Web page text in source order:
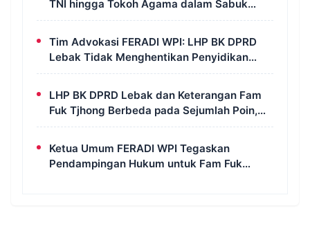
TNI hingga Tokoh Agama dalam Sabuk
Kamtibmas
Tim Advokasi FERADI WPI: LHP BK DPRD
Lebak Tidak Menghentikan Penyidikan
Perkara Fam Fuk Tjhong Alias Pak Uun
LHP BK DPRD Lebak dan Keterangan Fam
Fuk Tjhong Berbeda pada Sejumlah Poin,
Revan FERADI WPI: Proses Pembuktian
Ketua Umum FERADI WPI Tegaskan
Pendampingan Hukum untuk Fam Fuk